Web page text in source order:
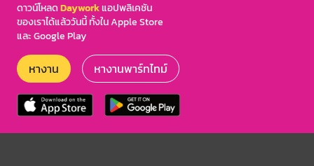
ดาวน์โหลดDayworkแอปพลิเคชัน
ของเราได้แล้ววันนี้ ทั้งใน Apple Store
และ Google Play
หางาน หางานพาร์ทไทม์